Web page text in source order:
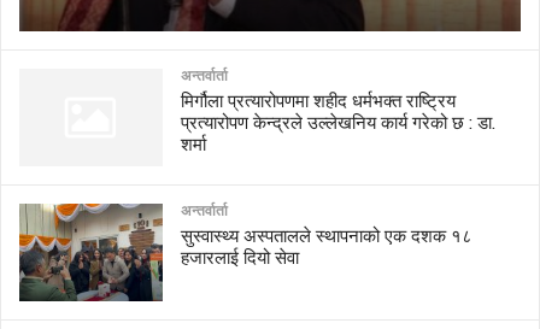
अन्तर्वार्ता
मिर्गौला प्रत्यारोपणमा शहीद धर्मभक्त राष्ट्रिय
प्रत्यारोपण केन्द्रले उल्लेखनिय कार्य गरेको छ : डा.
शर्मा
अन्तर्वार्ता
सुस्वास्थ्य अस्पतालले स्थापनाको एक दशक १८
हजारलाई दियो सेवा